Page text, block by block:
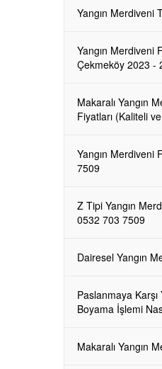
Yangın Merdiveni
Yangın Merdiveni
Çekmeköy 2023 -
Makaralı Yangın
Fiyatları (Kaliteli
Yangın Merdiveni
7509
Z Tipi Yangın
0532 703 7509
Dairesel Yangın
Paslanmaya
Boyama İşlemi
Makaralı Yangın